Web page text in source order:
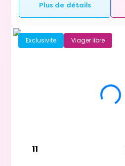
Plus de détails
Exclusivite Viager libre
11